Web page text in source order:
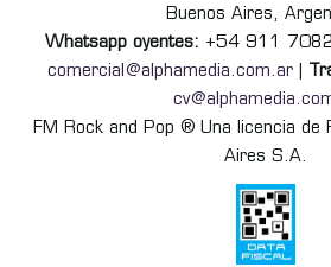
Buenos Aires,
Whatsapp oyentes: +54 911
comercial@alphamedia.com.ar
FM Rock and Pop ® Una licencia de
Aires S.A.